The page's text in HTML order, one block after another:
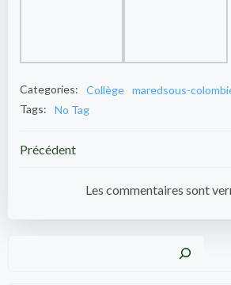
Categories: Collège maredsous-
Tags:
No Tag
Post
navigation
Précédent
Les commentaires sont